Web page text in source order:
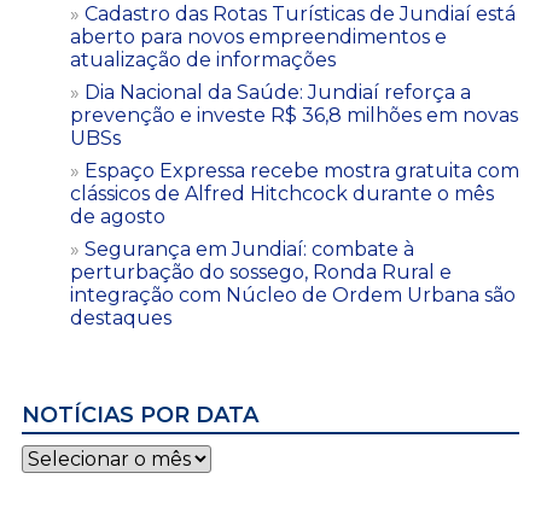
Cadastro das Rotas Turísticas de Jundiaí está
aberto para novos empreendimentos e
atualização de informações
Dia Nacional da Saúde: Jundiaí reforça a
prevenção e investe R$ 36,8 milhões em novas
UBSs
Espaço Expressa recebe mostra gratuita com
clássicos de Alfred Hitchcock durante o mês
de agosto
Segurança em Jundiaí: combate à
perturbação do sossego, Ronda Rural e
integração com Núcleo de Ordem Urbana são
destaques
NOTÍCIAS POR DATA
Notícias
por